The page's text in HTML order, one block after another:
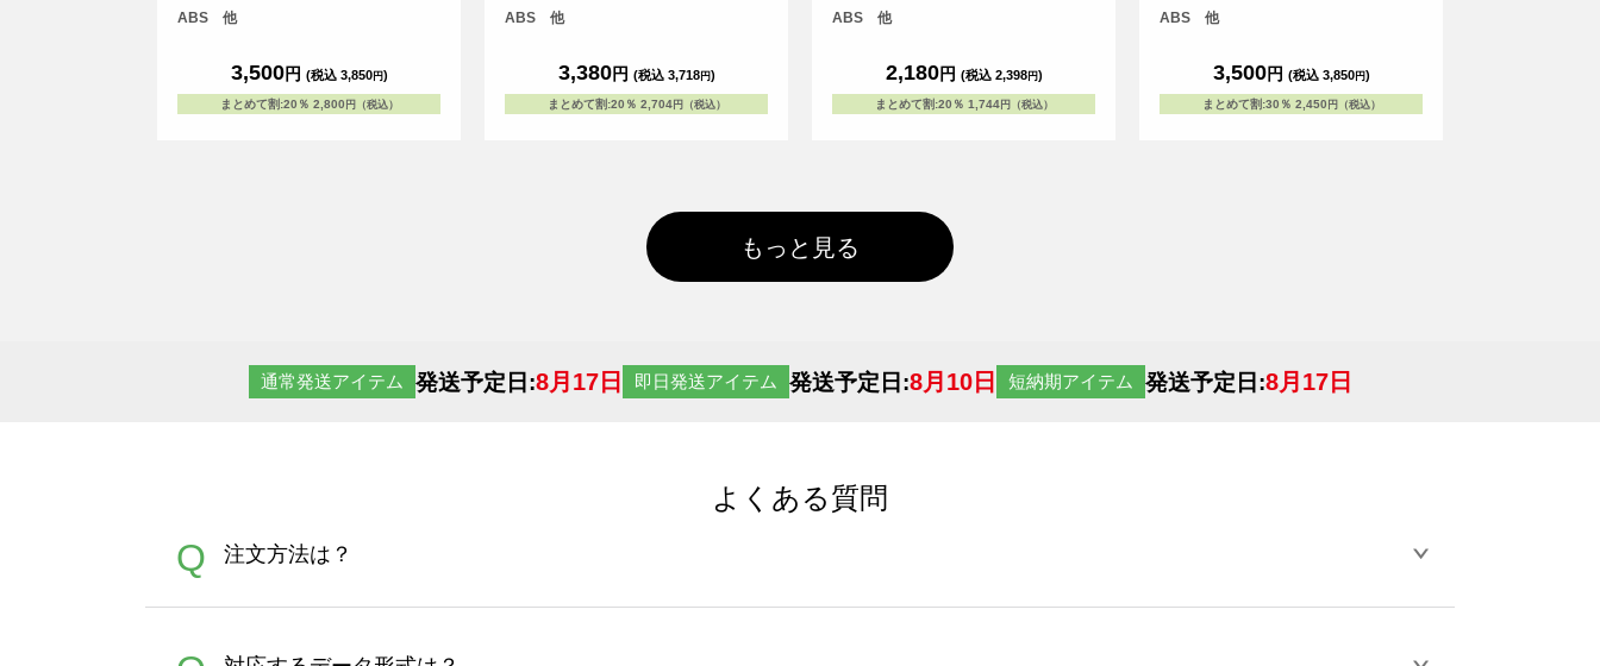
ABS 他
3,500円 (税込 3,850円)
まとめて割:20％ 2,800 円（税込）
た出力用USBポートは2口搭載されているた
め、2台同時充電も可能です<br> ※本製品は
ABS 他
3,380円 (税込 3,718円)
まとめて割:20％ 2,704円（税込）
しく、イベントのノベルティなどにお勧めで
す。<br> <br> ご注意：<br> ■ケーブルは付
ABS 他
2,180円 (税込 2,398円)
まとめて割:20％ 1,744円（税込）
で起こりうる熱暴走のリスクを抑え、また外
部からの衝撃による発火リスクも低くなって
ト2つ、Type-Cポートが1つついており複数
デバイスの同時充電が可能です。 またチャ
ージャー残容量が分かるLEDライト付きで便
ABS 他
3,500円 (税込 3,850円)
まとめて割:30％ 2,450 円（税込）
もっと見る
通常発送アイテム 発送予定日:8月17日 即日発送アイテム 発送予定日:8月10日 短納期アイテム 発送予定日:8月17日
よくある質問
Q 注文方法は？